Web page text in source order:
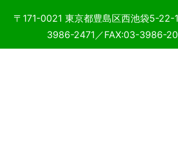
〒171-0021 東京都豊島区西池袋5-
3986-2471／FAX:03-3986-